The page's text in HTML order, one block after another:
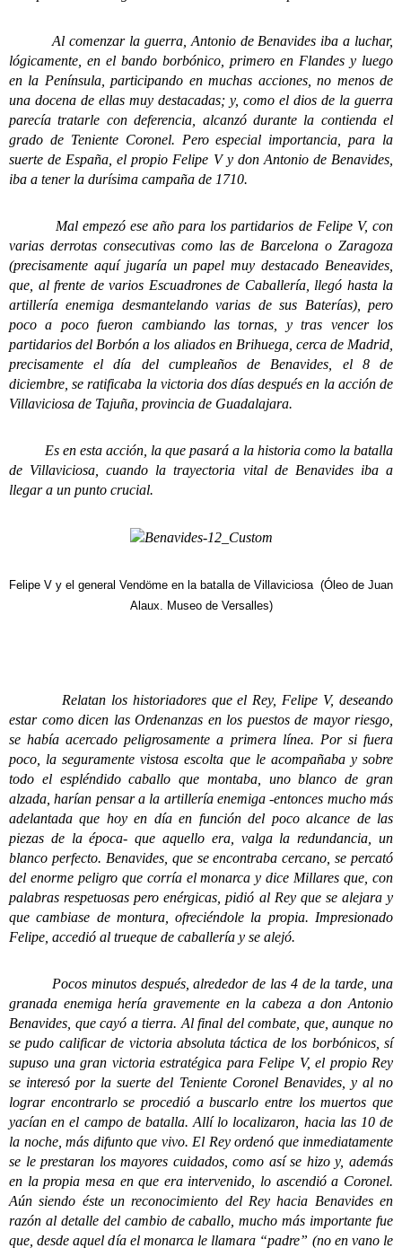
Al comenzar la guerra, Antonio de Benavides iba a luchar,
lógicamente, en el bando borbónico, primero en Flandes y luego
en la Península, participando en muchas acciones, no menos de
una docena de ellas muy destacadas; y, como el dios de la guerra
parecía tratarle con deferencia, alcanzó durante la contienda el
grado de Teniente Coronel. Pero especial importancia, para la
suerte de España, el propio Felipe V y don Antonio de Benavides,
iba a tener la durísima campaña de 1710.
Mal empezó ese año para los partidarios de Felipe V, con
varias derrotas consecutivas como las de Barcelona o Zaragoza
(precisamente aquí jugaría un papel muy destacado Beneavides,
que, al frente de varios Escuadrones de Caballería, llegó hasta la
artillería enemiga desmantelando varias de sus Baterías), pero
poco a poco fueron cambiando las tornas, y tras vencer los
partidarios del Borbón a los aliados en Brihuega, cerca de Madrid,
precisamente el día del cumpleaños de Benavides, el 8 de
diciembre, se ratificaba la victoria dos días después en la acción de
Villaviciosa de Tajuña, provincia de Guadalajara.
Es en esta acción, la que pasará a la historia como la batalla
de Villaviciosa, cuando la trayectoria vital de Benavides iba a
llegar a un punto crucial.
Felipe V y el general Vendöme en la batalla de Villaviciosa (Óleo de Juan
Alaux. Museo de Versalles)
Relatan los historiadores que el Rey, Felipe V, deseando
estar como dicen las Ordenanzas en los puestos de mayor riesgo,
se había acercado peligrosamente a primera línea. Por si fuera
poco, la seguramente vistosa escolta que le acompañaba y sobre
todo el espléndido caballo que montaba, uno blanco de gran
alzada, harían pensar a la artillería enemiga -entonces mucho más
adelantada que hoy en día en función del poco alcance de las
piezas de la época- que aquello era, valga la redundancia, un
blanco perfecto. Benavides, que se encontraba cercano, se percató
del enorme peligro que corría el monarca y dice Millares que, con
palabras respetuosas pero enérgicas, pidió al Rey que se alejara y
que cambiase de montura, ofreciéndole la propia. Impresionado
Felipe, accedió al trueque de caballería y se alejó.
Pocos minutos después, alrededor de las 4 de la tarde, una
granada enemiga hería gravemente en la cabeza a don Antonio
Benavides, que cayó a tierra. Al final del combate, que, aunque no
se pudo calificar de victoria absoluta táctica de los borbónicos, sí
supuso una gran victoria estratégica para Felipe V, el propio Rey
se interesó por la suerte del Teniente Coronel Benavides, y al no
lograr encontrarlo se procedió a buscarlo entre los muertos que
yacían en el campo de batalla. Allí lo localizaron, hacia las 10 de
la noche, más difunto que vivo. El Rey ordenó que inmediatamente
se le prestaran los mayores cuidados, como así se hizo y, además
en la propia mesa en que era intervenido, lo ascendió a Coronel.
Aún siendo éste un reconocimiento del Rey hacia Benavides en
razón al detalle del cambio de caballo, mucho más importante fue
que, desde aquel día el monarca le llamara “padre” (no en vano le